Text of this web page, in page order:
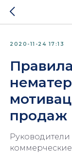
2020-11-24 17:13
продаж